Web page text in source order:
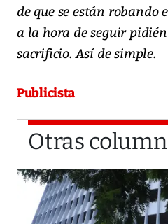
de que se están robando
a la hora de seguir
sacrificio. Así de simple.
Publicista
Otras